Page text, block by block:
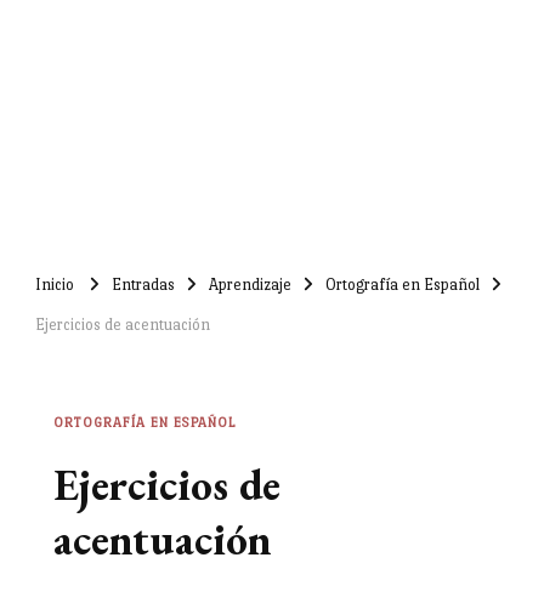
Inicio Entradas Aprendizaje Ortografía en Español
Ejercicios de acentuación
ORTOGRAFÍA EN ESPAÑOL
Ejercicios de
acentuación